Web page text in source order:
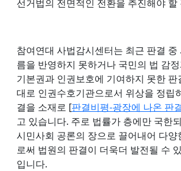
선거법의 전면적인 전환을 추진해야 할
참여연대 사법감시센터는 최근 판결 중
름을 반영하지 못하거나 국민의 법 감
기본권과 인권보호에 기여하지 못한 판
대로 인권수호기관으로서 위상을 정립
결을 소재로 [판결비평-광장에 나온 판
고 있습니다. 주로 법률가 층에만 국한
시민사회 공론의 장으로 끌어내어 다양
로써 법원의 판결이 더욱더 발전될 수
입니다.